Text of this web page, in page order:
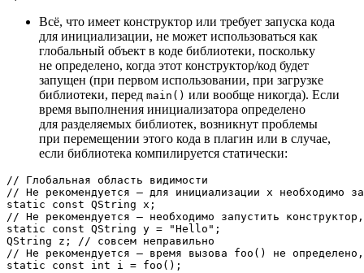
Всё, что имеет конструктор или требует запуска кода
для инициализации, не может использоваться как
глобальный объект в коде библиотеки, поскольку
не определено, когда этот конструктор/код будет
запущен (при первом использовании, при загрузке
библиотеки, перед main() или вообще никогда). Если
время выполнения инициализатора определено
для разделяемых библиотек, возникнут проблемы
при перемещении этого кода в плагин или в случае,
если библиотека компилируется статически:
// Глобальная область видимости
// Не рекомендуется — для инициализации x необходимо
static
const
// Не рекомендуется — необходимо запустить
static
const QString y = "Hello" ;
QString z; // совсем неправильно
// Не рекомендуется — время вызова foo() не
static
const int i = foo